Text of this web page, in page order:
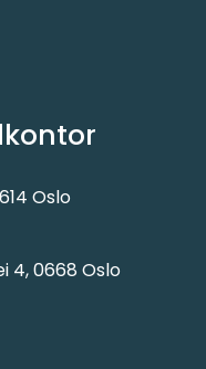
Oslo
4, 0668 Oslo